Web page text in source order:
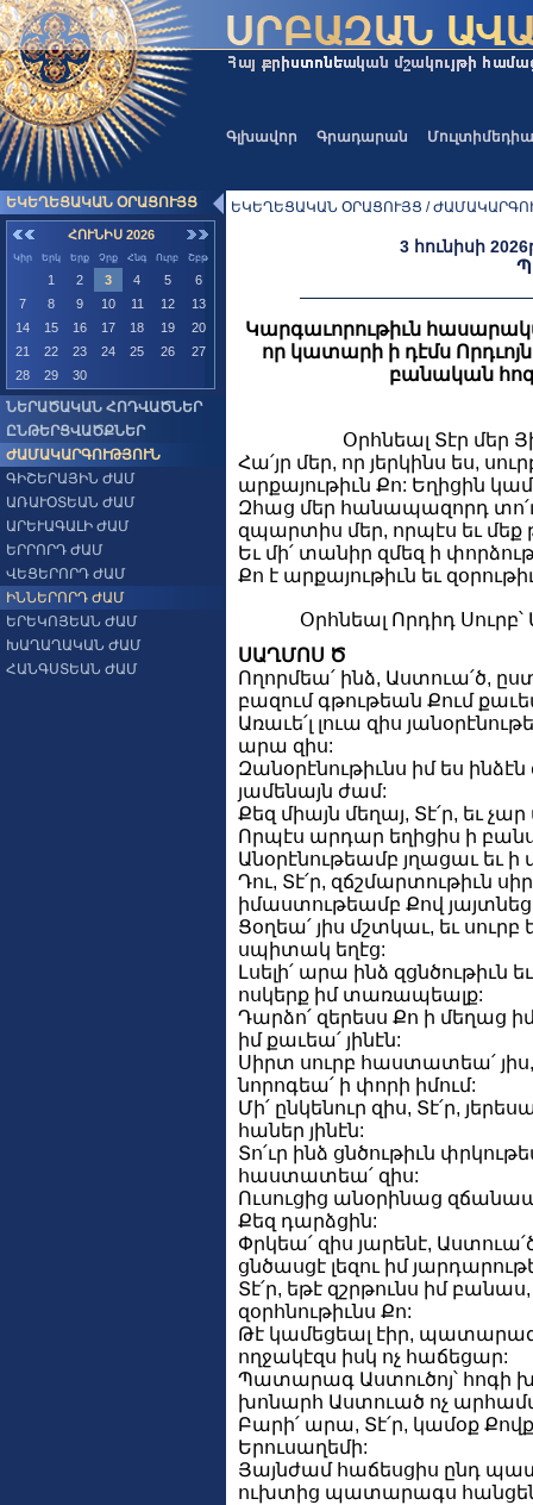
Գլխավոր Գրադարան Մուլտիմեդիա
ԵԿԵՂԵՑԱԿԱՆ ՕՐԱՑՈՒՅՑ
ՀՈՒՆԻՍ 2026
Կիր Երկ Երք Չրք Հնգ Ուրբ Շբթ
1 2 3 4 5
6
7
8 9 10 11 12
13
14
15 16 17 18 19
20
21
22 23 24 25 26
27
28
29 30
ՆԵՐԱԾԱԿԱՆ ՀՈԴՎԱԾՆԵՐ
ԸՆԹԵՐՑՎԱԾՔՆԵՐ
ԺԱՄԱԿԱՐԳՈՒԹՅՈՒՆ
ԳԻՇԵՐԱՅԻՆ ԺԱՄ
ԱՌԱՒՕՏԵԱՆ ԺԱՄ
ԱՐԵՒԱԳԱԼԻ ԺԱՄ
ԵՐՐՈՐԴ ԺԱՄ
ՎԵՑԵՐՈՐԴ ԺԱՄ
ԻՆՆԵՐՈՐԴ ԺԱՄ
ԵՐԵԿՈՅԵԱՆ ԺԱՄ
ԽԱՂԱՂԱԿԱՆ ԺԱՄ
ՀԱՆԳՍՏԵԱՆ ԺԱՄ
ԵԿԵՂԵՑԱԿԱՆ ՕՐԱՑՈՒՅՑ /
3 հունիսի
Կարգաւորութիւն
որ կատարի ի դէմս Որդւոյն
բանական
Օրհնեալ Տէր մեր
Հա՛յր մեր, որ յերկինս ես,
արքայութիւն Քո: Եղիցին
Զհաց մեր հանապազորդ
զպարտիս մեր, որպէս եւ
Եւ մի՛ տանիր զմեզ ի
Քո է արքայութիւն եւ
Օրհնեալ Որդիդ
ՍԱՂՄՈՍ Ծ
Ողորմեա՛ ինձ, Աստուա՛ծ,
բազում գթութեան Քում
Առաւե՛լ լուա զիս
արա զիս:
Զանօրէնութիւնս իմ ես
յամենայն ժամ:
Քեզ միայն մեղայ, Տէ՛ր, եւ
Որպէս արդար եղիցիս ի
Անօրէնութեամբ յղացաւ եւ ի
Դու, Տէ՛ր, զճշմարտութիւն
իմաստութեամբ Քով
Ցօղեա՛ յիս մշտկաւ, եւ սուրբ
սպիտակ եղէց:
Լսելի՛ արա ինձ զցնծութիւն
ոսկերք իմ տառապեալք:
Դարձո՛ զերեսս Քո ի մեղաց
իմ քաւեա՛ յինէն:
Սիրտ սուրբ հաստատեա՛ յիս,
նորոգեա՛ ի փորի իմում:
Մի՛ ընկենուր զիս, Տէ՛ր,
հաներ յինէն:
Տո՛ւր ինձ ցնծութիւն
հաստատեա՛ զիս:
Ուսուցից անօրինաց
Քեզ դարձցին:
Փրկեա՛ զիս յարենէ,
ցնծասցէ լեզու իմ
Տէ՛ր, եթէ զշրթունս իմ
զօրհնութիւնս Քո:
Թէ կամեցեալ էիր,
ողջակէզս իսկ ոչ հաճեցար:
Պատարագ Աստուծոյ՝ հոգի
խոնարհ Աստուած ոչ
Բարի՛ արա, Տէ՛ր, կամօք
Երուսաղեմի:
Յայնժամ հաճեսցիս ընդ
ուխտից պատարագս հանցեն